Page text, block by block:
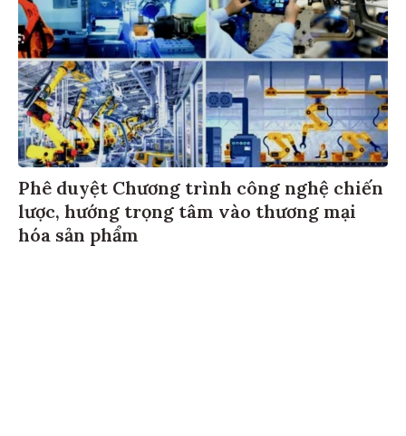
Phê duyệt Chương trình công nghệ chiến
lược, hướng trọng tâm vào thương mại
hóa sản phẩm